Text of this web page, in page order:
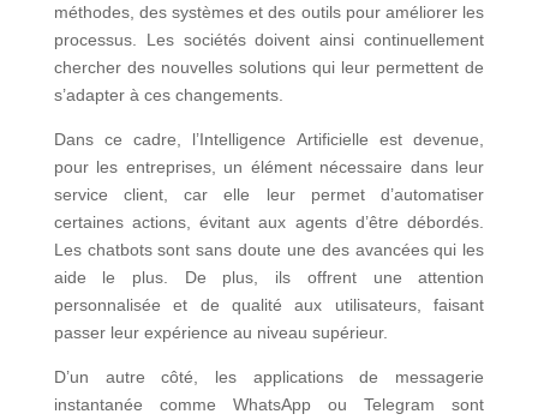
méthodes, des systèmes et des outils pour améliorer les
processus. Les sociétés doivent ainsi continuellement
chercher des nouvelles solutions qui leur permettent de
s’adapter à ces changements.
Dans ce cadre, l’Intelligence Artificielle est devenue,
pour les entreprises, un élément nécessaire dans leur
service client, car elle leur permet d’automatiser
certaines actions, évitant aux agents d’être débordés.
Les chatbots sont sans doute une des avancées qui les
aide le plus. De plus, ils offrent une attention
personnalisée et de qualité aux utilisateurs, faisant
passer leur expérience au niveau supérieur.
D’un autre côté, les applications de messagerie
instantanée comme WhatsApp ou Telegram sont